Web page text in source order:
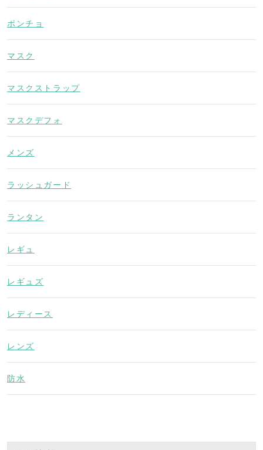
ポンチョ
マスク
マスクストラップ
マスクデフォ
メンズ
ラッシュガード
ランタン
レギュ
レギュズ
レディース
レンズ
防水